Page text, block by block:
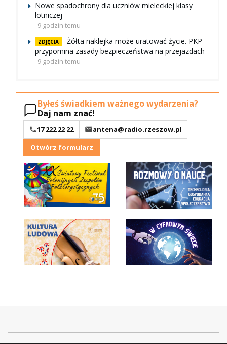
Nowe spadochrony dla uczniów mieleckiej klasy
lotniczej
9 godzin temu
ZDJĘCIA
Żółta naklejka może uratować życie. PKP
przypomina zasady bezpieczeństwa na przejazdach
9 godzin temu
Byłeś świadkiem ważnego wydarzenia?
Daj nam znać!
17 222 22 22
antena@radio.rzeszow.pl
Otwórz formularz